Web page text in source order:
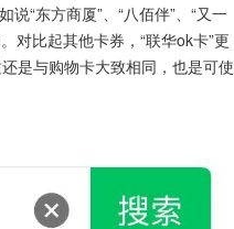
“东方商厦”、“八佰伴”、“又一
对比起其他卡券，“联华ok卡”更
是与购物卡大致相同，也是可使